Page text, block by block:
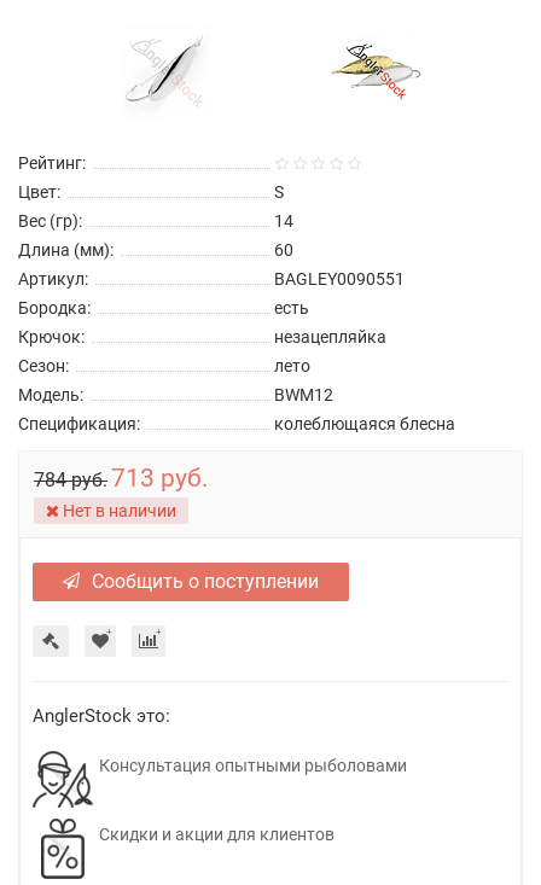
Рейтинг:
Цвет:
S
Вес (гр):
14
Длина (мм):
60
Артикул:
BAGLEY0090551
Бородка:
есть
Крючок:
незацепляйка
Сезон:
лето
Модель:
BWM12
Спецификация:
колеблющаяся блесна
784 руб.713 руб.
Нет в наличии
Сообщить о поступлении
AnglerStock это:
Консультация опытными рыболовами
Скидки и акции для клиентов